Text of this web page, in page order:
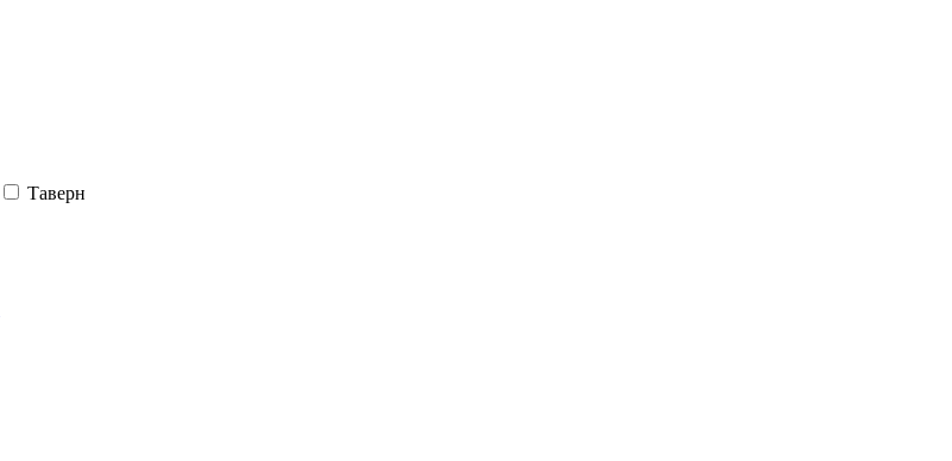
Таверн